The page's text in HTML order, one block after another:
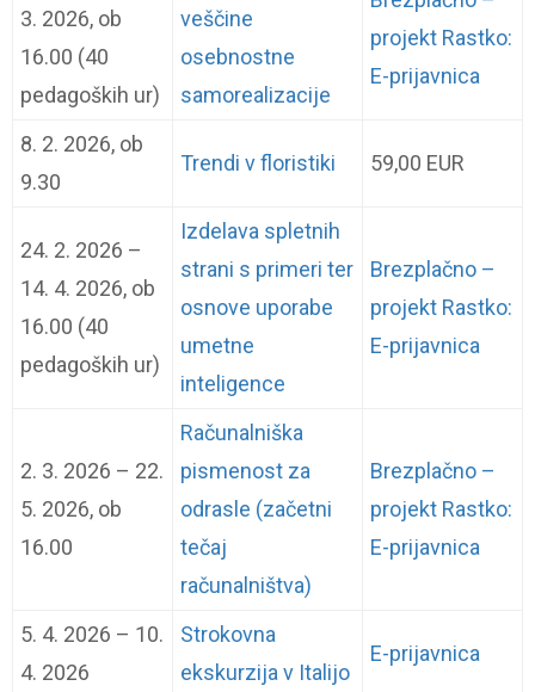
3. 2026, ob
16.00 (40
pedagoških ur)
veščine
osebnostne
samorealizacije
projekt Rastko:
E-prijavnica
8. 2. 2026, ob
9.30
Trendi v floristiki 59,00 EUR
24. 2. 2026 –
14. 4. 2026, ob
16.00 (40
pedagoških ur)
Izdelava spletnih
strani s primeri ter
osnove uporabe
umetne
inteligence
Brezplačno –
projekt Rastko:
E-prijavnica
2. 3. 2026 – 22.
5. 2026, ob
16.00
Računalniška
pismenost za
odrasle (začetni
tečaj
računalništva)
Brezplačno –
projekt Rastko:
E-prijavnica
5. 4. 2026 – 10.
4. 2026
Strokovna
ekskurzija v Italijo
E-prijavnica